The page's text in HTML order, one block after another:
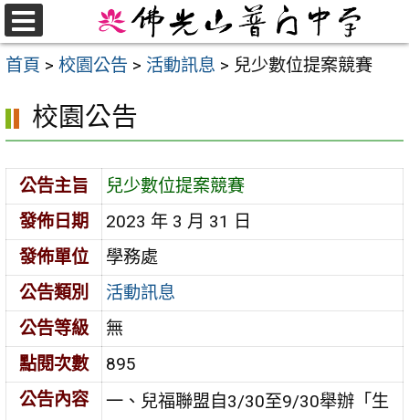
跳
至
主首頁 > 校園公告 > 活動訊息 > 兒少數位提案競賽
校園公告
公告主旨
兒少數位提案競賽
發佈日期
2023 年 3 月 31 日
發佈單位
學務處
公告類別
活動訊息
公告等級
無
點閱次數
895
公告內容
一、兒福聯盟自3/30至9/30舉辦「生
選
單